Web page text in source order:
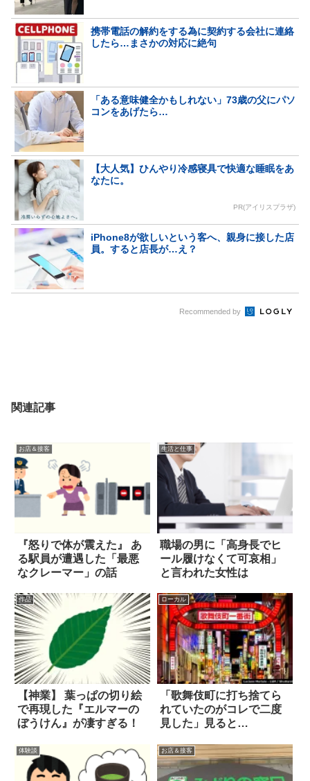
携帯電話の解約をする為に契約する会社に連絡
したら…まさかの対応に絶句
「ある意味健全かもしれない」73歳の父にパソ
コンをあげたら…
【大人気】ひんやり冷感寝具で快適な睡眠をあ
なたに。
PR(アイリスプラザ)
iPhone8が欲しいという客へ、親身に接した店
員。すると店長が…え？
Recommended by
関連記事
お店＆接客
『怒りで体が震えた』 あ
る駅員が遭遇した「最悪
なクレーマー」の話
生活と仕事
職場の男に「高身長でヒ
ール履けなくて可哀相」
と言われた女性は
作品
【神業】 葉っぱの切り絵
で再現した『エルマーの
ぼうけん』が凄すぎる！
ローカル
「歌舞伎町に打ち捨てら
れていたのがコレで二度
見した」見ると…
体験談 お店＆接客